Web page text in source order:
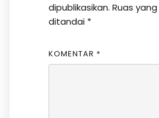
dipublikasikan. Ruas
ditandai *
KOMENTAR *